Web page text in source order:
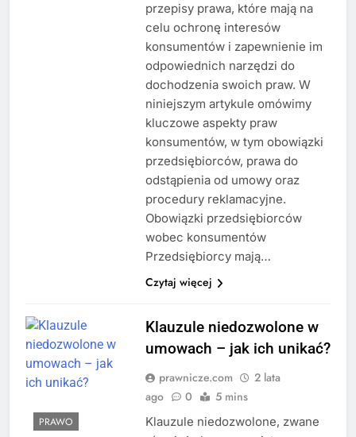
przepisy prawa, które mają na
celu ochronę interesów
konsumentów i zapewnienie im
odpowiednich narzędzi do
dochodzenia swoich praw. W
niniejszym artykule omówimy
kluczowe aspekty praw
konsumentów, w tym obowiązki
przedsiębiorców, prawa do
odstąpienia od umowy oraz
procedury reklamacyjne.
Obowiązki przedsiębiorców
wobec konsumentów
Przedsiębiorcy mają…
Czytaj więcej
PRAWO
Klauzule niedozwolone w
umowach – jak ich unikać?
prawnicze.com
2 lata
ago
0 5 mins
Klauzule niedozwolone, zwane